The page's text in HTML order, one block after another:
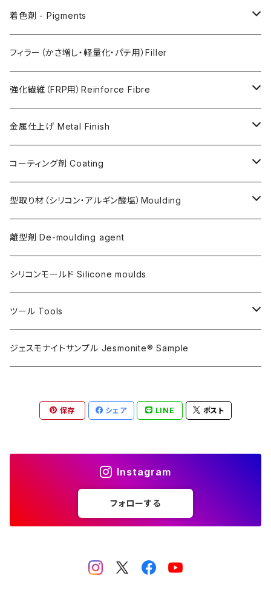
AC730
FLEX METAL
Retarder（硬化遅延剤）
Thixotrope for AC100（増粘・タレ止め剤）
Softener for AC730 (粘度低下剤)
着色剤 - Pigments
Jesmonite製Pigments
日本製Pigments
フィラー（かさ増し・軽量化・パテ用）Filler
強化繊維（FRP用）Reinforce Fibre
ガラス繊維 AC100用
ガラス繊維 AC730用
天然繊維 AC100/AC730共用
金属仕上げ Metal Finish
Metal Filler (AC100用金属粉)・鉄粉
Flex Metal (AC730ベースの金属粉入り主材)
金属仕上げ副資材
コーティング剤 Coating
アクリリックシーラーAC100用
AQSコートAC100用
フレキシガードシーラーAC730用
ステインプルーフコートAC100/AC730両用
型取り材（シリコン・アルギン酸塩）Moulding
シリコン
アルギン酸塩（アルジネート）
離型剤 De-moulding agent
シリコンモールド Silicone moulds
ツール Tools
攪拌ブレード Mixing blade
刷毛 Brush
カップ Cup
ジェスモナイトサンプル Jesmonite® Sample
保存 シェア LINE ポスト
Instagram
フォローする